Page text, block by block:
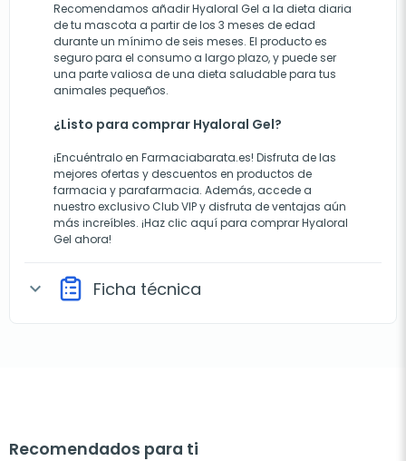
Recomendamos añadir Hyaloral Gel a la dieta diaria
de tu mascota a partir de los 3 meses de edad
durante un mínimo de seis meses. El producto es
seguro para el consumo a largo plazo, y puede ser
una parte valiosa de una dieta saludable para tus
animales pequeños.
¿Listo para comprar Hyaloral Gel?
¡Encuéntralo en Farmaciabarata.es! Disfruta de las
mejores ofertas y descuentos en productos de
farmacia y parafarmacia. Además, accede a
nuestro exclusivo Club VIP y disfruta de ventajas aún
más increíbles. ¡Haz clic aquí para comprar Hyaloral
Gel ahora!
expand_more Ficha técnica
Recomendados para ti